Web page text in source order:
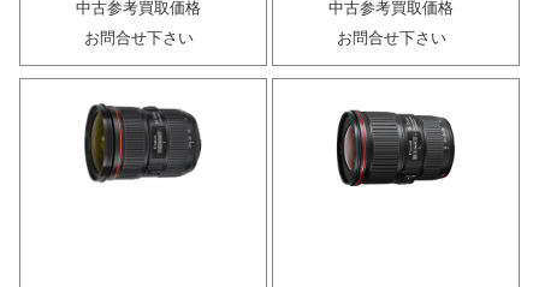
中古参考買取価格
お問合せ下さい
中古参考買取価格
お問合せ下さい